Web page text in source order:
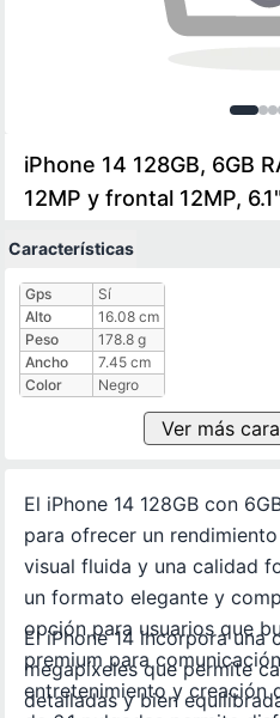
iPhone 14 128GB, 6GB
12MP y frontal 12MP,
Características
Características técnicas
Gps
Sí
Alto
16.08 cm
Peso
178.8 g
Ancho
7.45 cm
Color
Negro
Ver más
El iPhone 14 128GB con
para ofrecer un
visual fluida y una calidad
un formato elegante y
opción para usuarios que
premium para
entretenimiento y creación
El iPhone 14 incorpora una
megapíxeles que permite
detalladas y bien